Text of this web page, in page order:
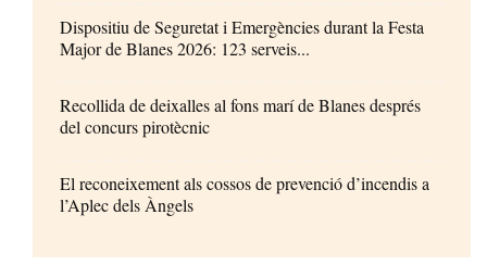
Dispositiu de Seguretat i Emergències durant la Festa
Major de Blanes 2026: 123 serveis...
Recollida de deixalles al fons marí de Blanes després
del concurs pirotècnic
El reconeixement als cossos de prevenció d’incendis a
l’Aplec dels Àngels